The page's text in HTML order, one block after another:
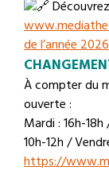
de l’année 2026
À compter du
ouverte :
Mardi : 16h-
10h-12h /
https://